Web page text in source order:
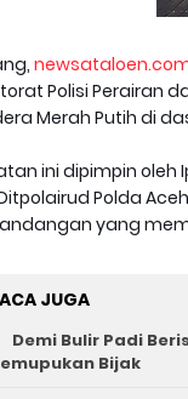
Polisi Perairan
Merah Putih di
ini dipimpin
Polda
yang
JUGA
Demi Bulir Padi
Bijak